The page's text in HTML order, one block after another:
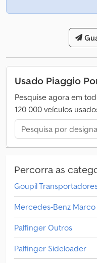
Usado Piaggio
Pesquise agora em
120 000 veículos
Percorra as
Goupil
Mercedes-Benz
Palfinger Outros
Palfinger Sideloader